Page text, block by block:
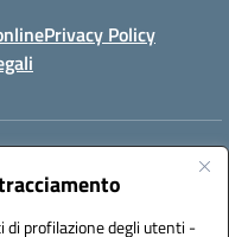
profilazione degli utenti -
Privacy Policy